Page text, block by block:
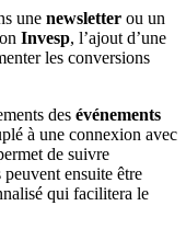
une newsletter ou un
Invesp, l’ajout d’une
les conversions
des événements
à une connexion avec
de suivre
ensuite être
qui facilitera le